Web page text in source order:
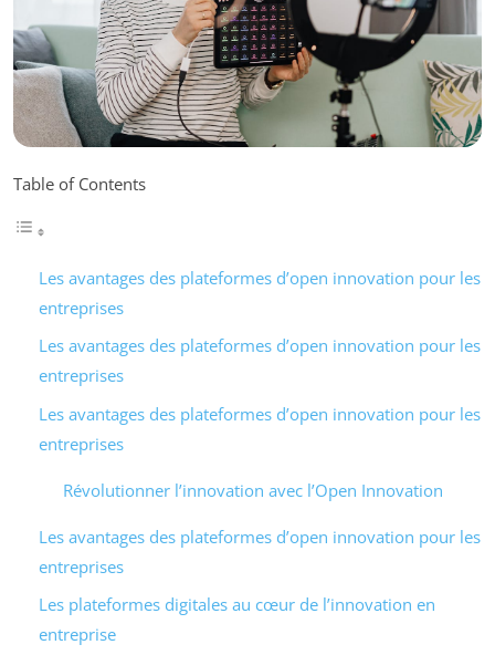
Table of Contents
Les avantages des plateformes d’open innovation pour les
entreprises
Les avantages des plateformes d’open innovation pour les
entreprises
Les avantages des plateformes d’open innovation pour les
entreprises
Révolutionner l’innovation avec l’Open Innovation
Les avantages des plateformes d’open innovation pour les
entreprises
Les plateformes digitales au cœur de l’innovation en
entreprise